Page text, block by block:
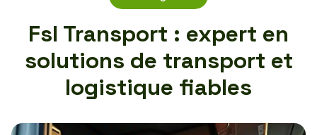
Fsl Transport : expert en
solutions de transport et
logistique fiables